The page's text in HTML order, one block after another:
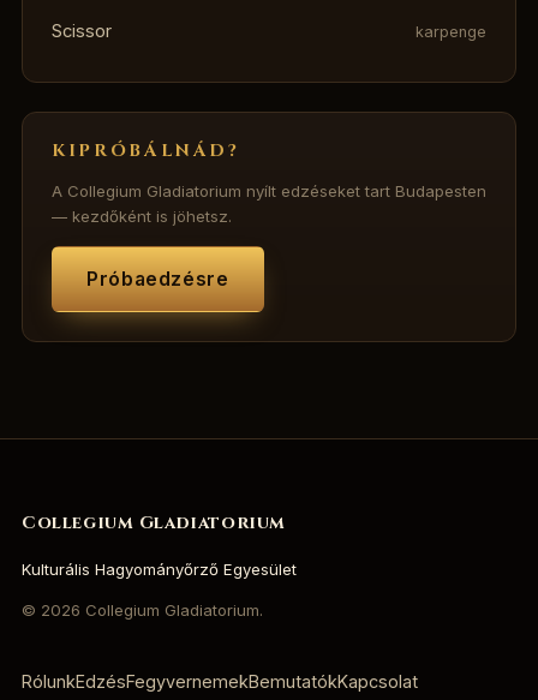
Scissor karpenge
KIPRÓBÁLNÁD?
A Collegium Gladiatorium nyílt edzéseket tart Budapesten
— kezdőként is jöhetsz.
Próbaedzésre
Collegium Gladiatorium
Kulturális Hagyományőrző Egyesület
© 2026 Collegium Gladiatorium.
RólunkEdzésFegyvernemekBemutatókKapcsolat